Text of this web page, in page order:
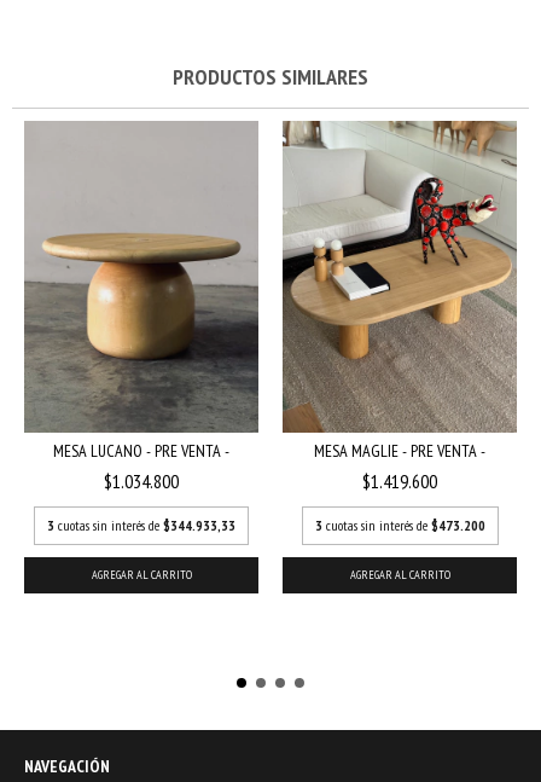
PRODUCTOS SIMILARES
MESA LUCANO - PRE VENTA -
$1.034.800
3 cuotas sin interés de $344.933,33
AGREGAR AL CARRITO
MESA MAGLIE - PRE VENTA -
$1.419.600
3 cuotas sin interés de $473.200
AGREGAR AL CARRITO
NAVEGACIÓN